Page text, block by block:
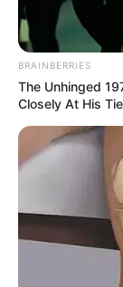
BRAINBERRIES
The Unhinged
Closely At His Tie